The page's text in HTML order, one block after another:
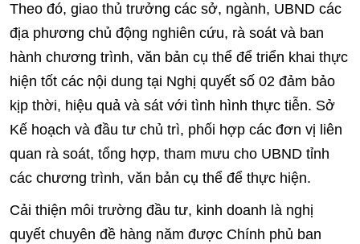
Theo đó, giao thủ trưởng các sở, ngành, UBND các
địa phương chủ động nghiên cứu, rà soát và ban
hành chương trình, văn bản cụ thể để triển khai thực
hiện tốt các nội dung tại Nghị quyết số 02 đảm bảo
kịp thời, hiệu quả và sát với tình hình thực tiễn. Sở
Kế hoạch và đầu tư chủ trì, phối hợp các đơn vị liên
quan rà soát, tổng hợp, tham mưu cho UBND tỉnh
các chương trình, văn bản cụ thể để thực hiện.
Cải thiện môi trường đầu tư, kinh doanh là nghị
quyết chuyên đề hàng năm được Chính phủ ban